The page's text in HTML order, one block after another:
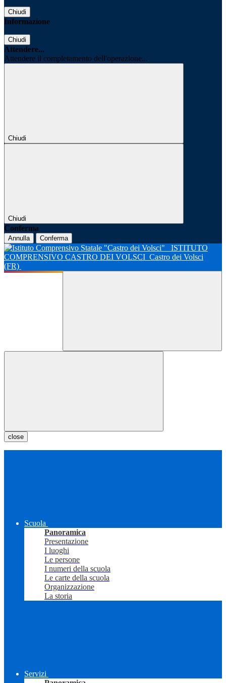
Chiudi
Informazione
Chiudi
Attendere...
Attendere il completamento dell'operazione...
Chiudi
Chiudi
Conferma
Annulla Conferma
ISTITUTO
COMPRENSIVO CASTRO DEI VOLSCI Castro dei Volsci
(FR)
close
Scuola
Panoramica
Presentazione
I luoghi
Le persone
I numeri della scuola
Le carte della scuola
Organizzazione
La storia
Servizi